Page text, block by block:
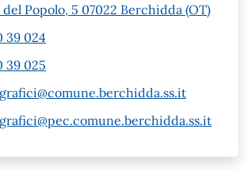
del Popolo, 5 07022 Berchidda (OT)
39 024
39 025